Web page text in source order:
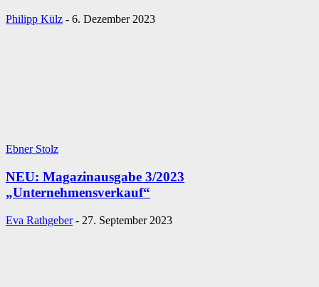
Philipp Külz - 6. Dezember 2023
Ebner Stolz
NEU: Magazinausgabe 3/2023
„Unternehmensverkauf“
Eva Rathgeber - 27. September 2023